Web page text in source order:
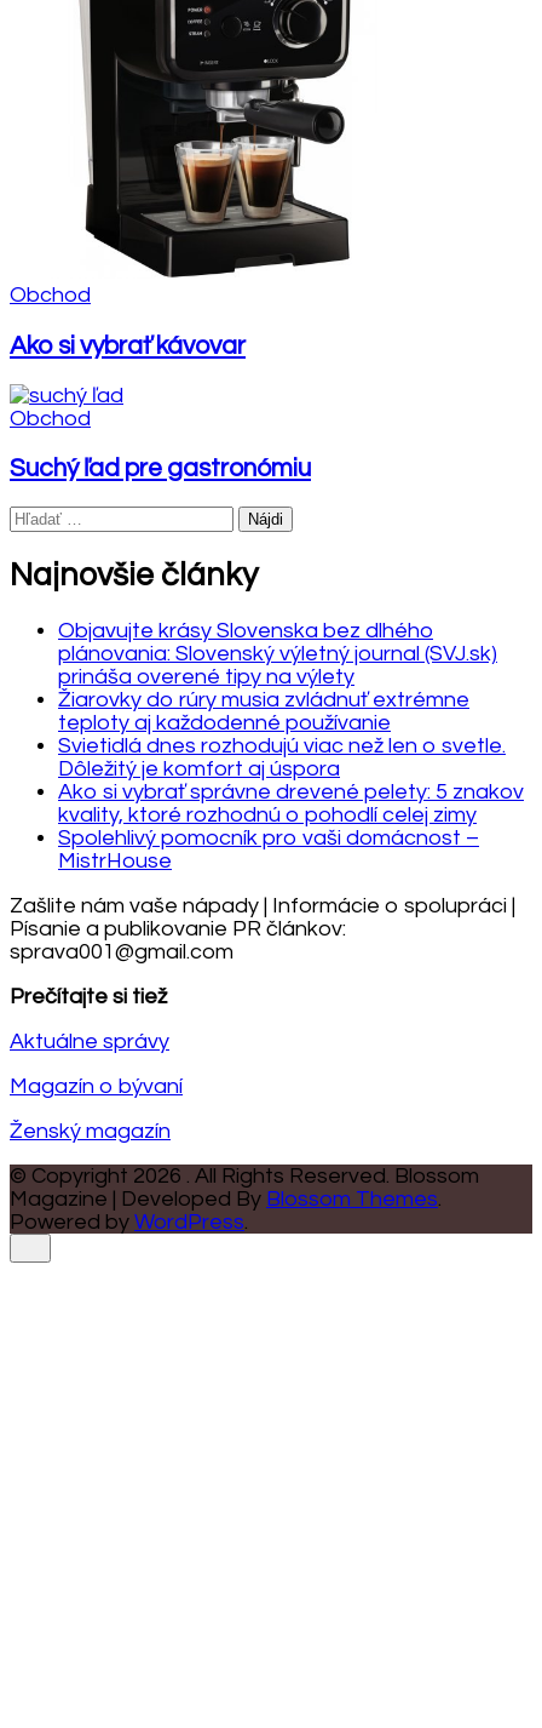
Obchod
Ako si vybrať kávovar
Obchod
Suchý ľad pre gastronómiu
Hľadať:
Najnovšie články
Objavujte krásy Slovenska bez dlhého
plánovania: Slovenský výletný journal (SVJ.sk)
prináša overené tipy na výlety
Žiarovky do rúry musia zvládnuť extrémne
teploty aj každodenné používanie
Svietidlá dnes rozhodujú viac než len o svetle.
Dôležitý je komfort aj úspora
Ako si vybrať správne drevené pelety: 5 znakov
kvality, ktoré rozhodnú o pohodlí celej zimy
Spolehlivý pomocník pro vaši domácnost –
MistrHouse
Zašlite nám vaše nápady | Informácie o spolupráci |
Písanie a publikovanie PR článkov:
sprava001@gmail.com
Prečítajte si tiež
Aktuálne správy
Magazín o bývaní
Ženský magazín
© Copyright 2026 . All Rights Reserved. Blossom
Magazine | Developed By Blossom Themes.
Powered by WordPress.